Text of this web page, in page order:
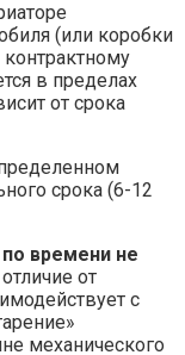
(или коробки
контрактному
в пределах
от срока
срока (6-12
времени не
от
с
механического